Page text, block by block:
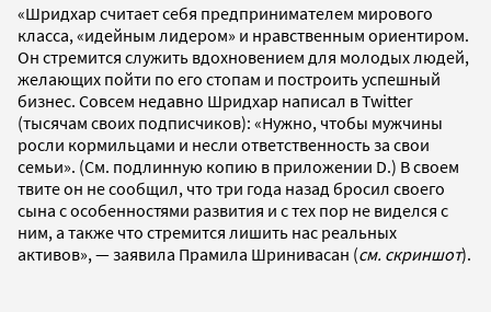
«Шридхар считает себя предпринимателем мирового
класса, «идейным лидером» и нравственным ориентиром.
Он стремится служить вдохновением для молодых людей,
желающих пойти по его стопам и построить успешный
бизнес. Совсем недавно Шридхар написал в Twitter
(тысячам своих подписчиков): «Нужно, чтобы мужчины
росли кормильцами и несли ответственность за свои
семьи». (См. подлинную копию в приложении D.) В своем
твите он не сообщил, что три года назад бросил своего
сына с особенностями развития и с тех пор не виделся с
ним, а также что стремится лишить нас реальных
активов», — заявила Прамила Шринивасан (см. скриншот).